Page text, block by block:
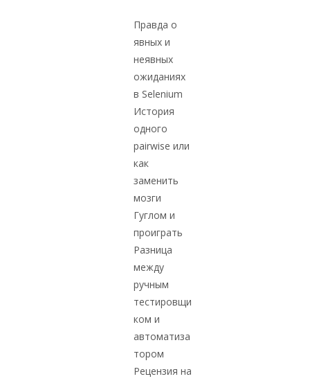
Правда о
явных и
неявных
ожиданиях
в Selenium
История
одного
pairwise или
как
заменить
мозги
Гуглом и
проиграть
Разница
между
ручным
тестировщи
ком и
автоматиза
тором
Рецензия на